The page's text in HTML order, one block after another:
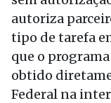
autoriza
tipo de tarefa
que o
obtido
Federal na